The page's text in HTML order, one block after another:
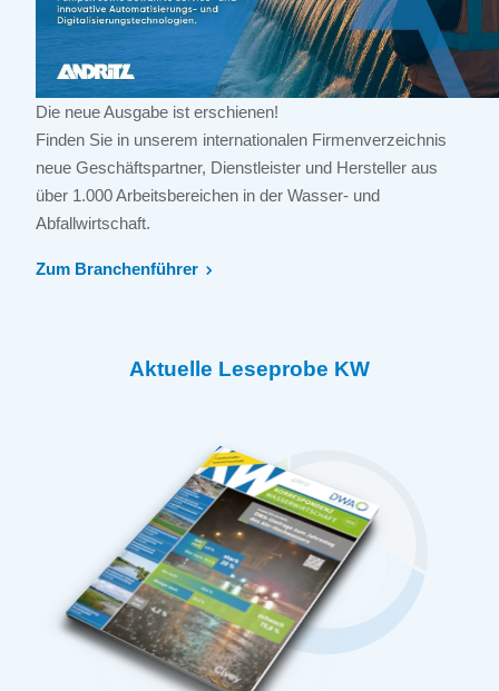
Die neue Ausgabe ist erschienen!
Finden Sie in unserem internationalen Firmenverzeichnis
neue Geschäftspartner, Dienstleister und Hersteller aus
über 1.000 Arbeitsbereichen in der Wasser- und
Abfallwirtschaft.
Zum Branchenführer
Aktuelle Leseprobe KW